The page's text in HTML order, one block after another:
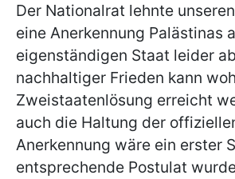
Der Nationalrat lehnte
eine Anerkennung Palästinas
eigenständigen Staat leider
nachhaltiger Frieden kann
Zweistaatenlösung erreicht
auch die Haltung der
Anerkennung wäre ein erster
entsprechende Postulat